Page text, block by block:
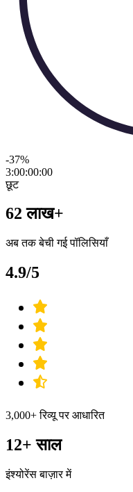
-37%
3:00:00:00
छूट
62 लाख+
अब तक बेची गई पॉलिसियाँ
4.9/5
3,000+ रिव्यू पर आधारित
12+ साल
इंश्योरेंस बाज़ार में